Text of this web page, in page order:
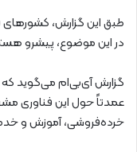
طبق این گزارش، کشورهای
در این موضوع، پیشرو
گزارش آی‌بی‌ام می‌گوید
عمدتاً حول این فناوری
خرده‌فروشی، آموزش و